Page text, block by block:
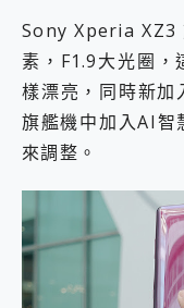
Sony Xperia XZ3
素，F1.9大光圈，
樣漂亮，同時新加
旗艦機中加入AI智
來調整。